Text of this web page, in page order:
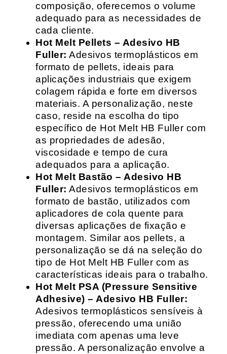
composição, oferecemos o volume
adequado para as necessidades de
cada cliente.
Hot Melt Pellets – Adesivo HB
Fuller: Adesivos termoplásticos em
formato de pellets, ideais para
aplicações industriais que exigem
colagem rápida e forte em diversos
materiais. A personalização, neste
caso, reside na escolha do tipo
específico de Hot Melt HB Fuller com
as propriedades de adesão,
viscosidade e tempo de cura
adequados para a aplicação.
Hot Melt Bastão – Adesivo HB
Fuller: Adesivos termoplásticos em
formato de bastão, utilizados com
aplicadores de cola quente para
diversas aplicações de fixação e
montagem. Similar aos pellets, a
personalização se dá na seleção do
tipo de Hot Melt HB Fuller com as
características ideais para o trabalho.
Hot Melt PSA (Pressure Sensitive
Adhesive) – Adesivo HB Fuller:
Adesivos termoplásticos sensíveis à
pressão, oferecendo uma união
imediata com apenas uma leve
pressão. A personalização envolve a